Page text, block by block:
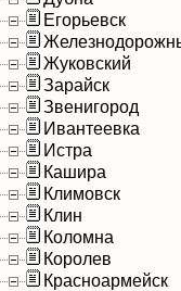
Егорьевск
Жуковский
Зарайск
Звенигород
Ивантеевка
Истра
Кашира
Климовск
Клин
Коломна
Королев
Красноармейск